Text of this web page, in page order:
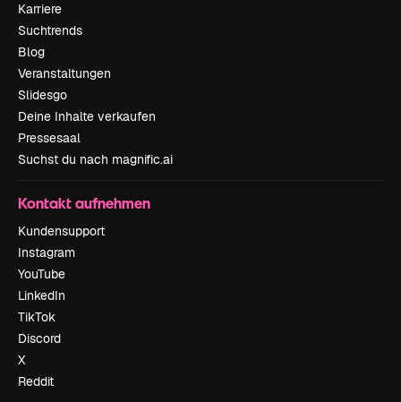
Karriere
Suchtrends
Blog
Veranstaltungen
Slidesgo
Deine Inhalte verkaufen
Pressesaal
Suchst du nach magnific.ai
Kontakt aufnehmen
Kundensupport
Instagram
YouTube
LinkedIn
TikTok
Discord
X
Reddit